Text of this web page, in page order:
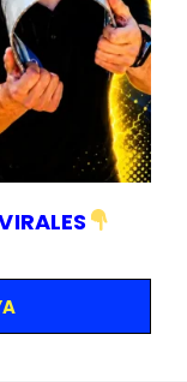
14001